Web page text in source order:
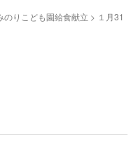
のりこども園給食献立 > １月31